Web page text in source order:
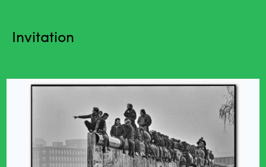
Invitation